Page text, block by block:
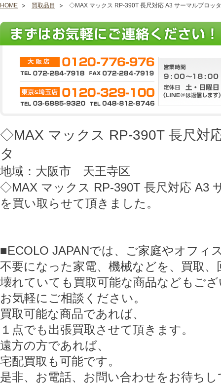
HOME 買取品目 ◇MAX マックス RP-390T 長尺対応 A3 サーマルプロッタ
◇MAX マックス RP-390T 長尺対
タ
地域：大阪市 天王寺区
◇MAX マックス RP-390T 長尺対応 A3
を買い取らせて頂きました。
■ECOLO JAPANでは、ご家庭やオフィ
不要になった家電、機械などを、買取
壊れていても買取可能な商品などもご
お気軽にご相談ください。
買取可能な商品であれば、
１点でも出張買取させて頂きます。
遠方の方であれば、
宅配買取も可能です。
是非、お電話、お問い合わせをお待ち